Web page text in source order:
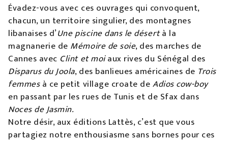
Évadez-vous avec ces ouvrages qui convoquent,
chacun, un territoire singulier, des montagnes
libanaises d’Une piscine dans le désertà la
magnanerie de Mémoire de soie, des marches de
Cannes avec Clint et moiaux rives du Sénégal des
Disparus du Joola, des banlieues américaines de Trois
femmesà ce petit village croate deAdios cow-boy
en passant par les rues de Tunis et de Sfax dans
Noces de Jasmin.
Notre désir, aux éditions Lattès, c’est que vous
partagiez notre enthousiasme sans bornes pour ces